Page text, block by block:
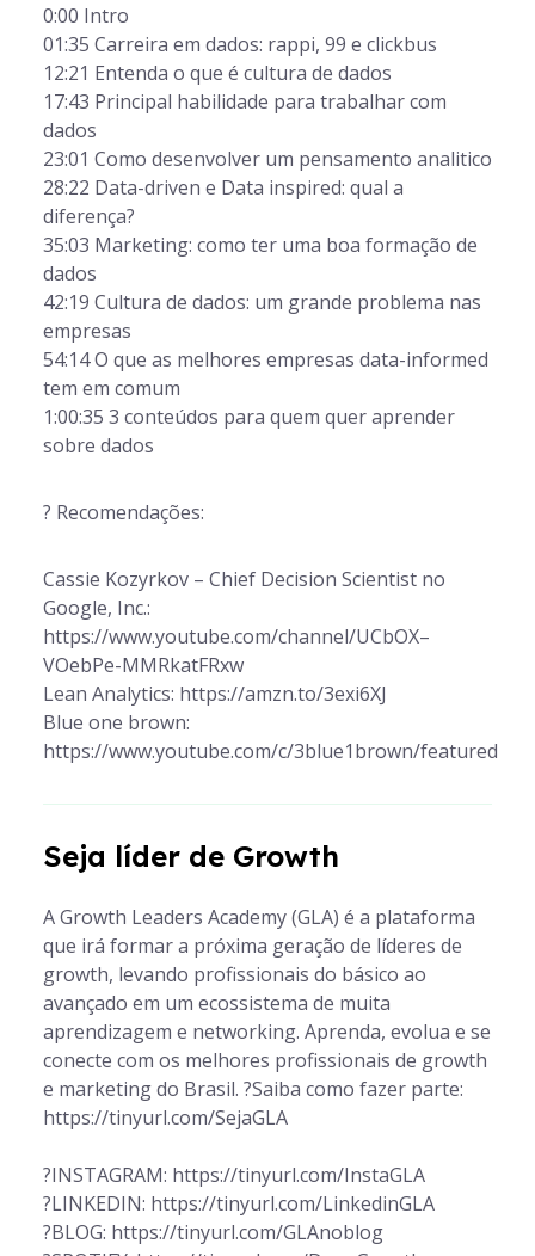
0:00 Intro
01:35 Carreira em dados: rappi, 99 e clickbus
12:21 Entenda o que é cultura de dados
17:43 Principal habilidade para trabalhar com
dados
23:01 Como desenvolver um pensamento analitico
28:22 Data-driven e Data inspired: qual a
diferença?
35:03 Marketing: como ter uma boa formação de
dados
42:19 Cultura de dados: um grande problema nas
empresas
54:14 O que as melhores empresas data-informed
tem em comum
1:00:35 3 conteúdos para quem quer aprender
sobre dados
? Recomendações:
Cassie Kozyrkov – Chief Decision Scientist no
Google, Inc.:
https://www.youtube.com/channel/UCbOX–
VOebPe-MMRkatFRxw
Lean Analytics: https://amzn.to/3exi6XJ
Blue one brown:
https://www.youtube.com/c/3blue1brown/featured
Seja líder de Growth
A Growth Leaders Academy (GLA) é a plataforma
que irá formar a próxima geração de líderes de
growth, levando profissionais do básico ao
avançado em um ecossistema de muita
aprendizagem e networking. Aprenda, evolua e se
conecte com os melhores profissionais de growth
e marketing do Brasil. ?Saiba como fazer parte:
https://tinyurl.com/SejaGLA
?INSTAGRAM: https://tinyurl.com/InstaGLA
?LINKEDIN: https://tinyurl.com/LinkedinGLA
?BLOG: https://tinyurl.com/GLAnoblog